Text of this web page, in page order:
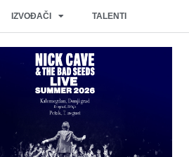
IZVOĐAČI TALENTI